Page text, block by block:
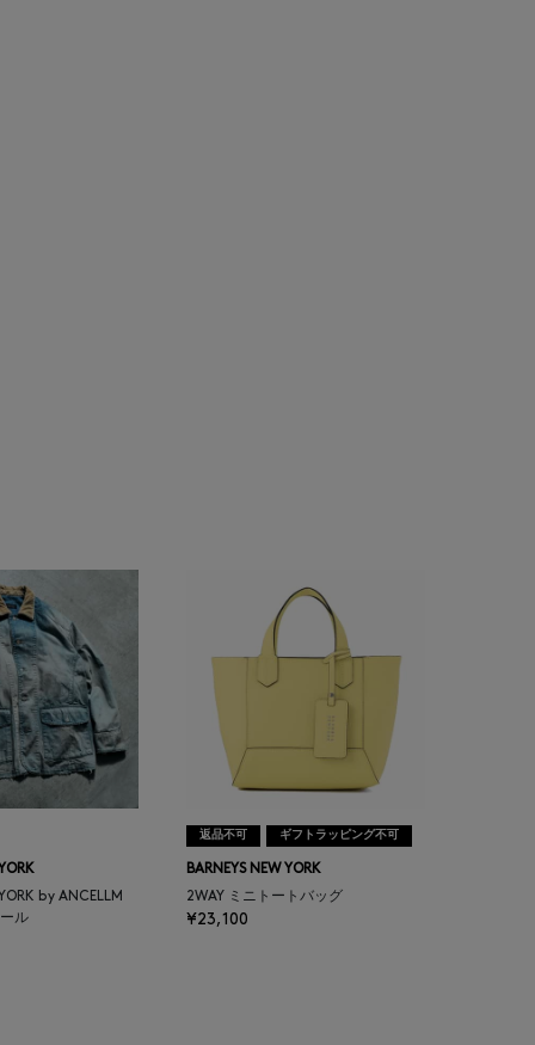
YORK by ANCELLM
ル
返品不可 ギフトラッピング不可
BARNEYS NEW YORK
2WAY ミニトートバッグ
¥23,100